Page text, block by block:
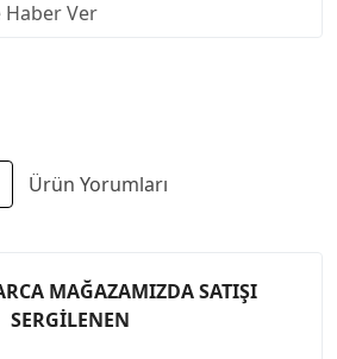
Haber Ver
Ürün Yorumları
MAĞAZAMIZDA SATIŞI
SERGİLENEN